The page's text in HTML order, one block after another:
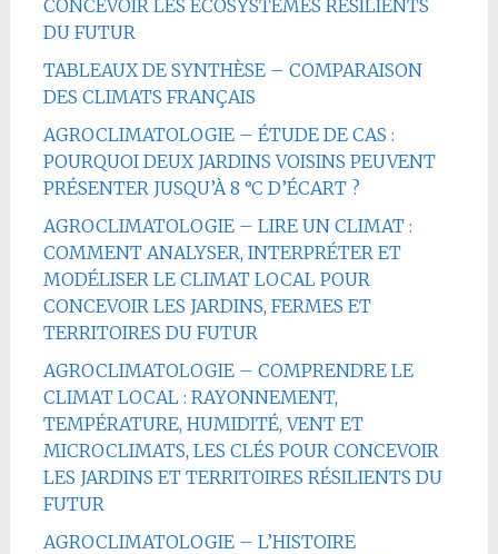
CONCEVOIR LES ÉCOSYSTÈMES RÉSILIENTS
DU FUTUR
TABLEAUX DE SYNTHÈSE – COMPARAISON
DES CLIMATS FRANÇAIS
AGROCLIMATOLOGIE – ÉTUDE DE CAS :
POURQUOI DEUX JARDINS VOISINS PEUVENT
PRÉSENTER JUSQU’À 8 °C D’ÉCART ?
AGROCLIMATOLOGIE – LIRE UN CLIMAT :
COMMENT ANALYSER, INTERPRÉTER ET
MODÉLISER LE CLIMAT LOCAL POUR
CONCEVOIR LES JARDINS, FERMES ET
TERRITOIRES DU FUTUR
AGROCLIMATOLOGIE – COMPRENDRE LE
CLIMAT LOCAL : RAYONNEMENT,
TEMPÉRATURE, HUMIDITÉ, VENT ET
MICROCLIMATS, LES CLÉS POUR CONCEVOIR
LES JARDINS ET TERRITOIRES RÉSILIENTS DU
FUTUR
AGROCLIMATOLOGIE – L’HISTOIRE